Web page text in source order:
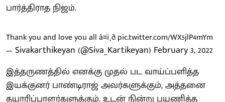
பார்த்திராத நிஜம்.
Thank you and love you all â¤ï¸ðpic.twitter.com/WX5jlP4mYm
— Sivakarthikeyan (@Siva_Kartikeyan) February 3, 2022
இத்தருணத்தில் எனக்கு முதல் பட வாய்ப்பளித்த
இயக்குனர் பாண்டிராஜ் அவர்களுக்கும், அத்தனை
தயாரிப்பாளர்களுக்கும், உடன் நின்று பயணித்த